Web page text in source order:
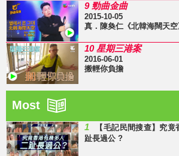
9 勁曲金曲
2015-10-05
真．陳奐仁《北韓海闊天空
10 星期三港案
2016-06-01
搬輕你負擔
Most
1
【毛記民間搜查】究
趾長過公 ?